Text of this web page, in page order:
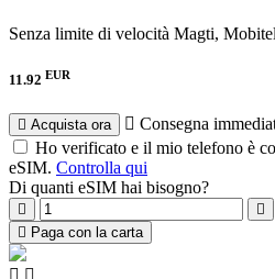
Senza limite di velocità Magti,
11.92 EUR
Acquista ora
Consegna
Ho verificato e il mio telefono è
eSIM. Controlla qui
Di quanti eSIM hai bisogno?
Paga con la carta